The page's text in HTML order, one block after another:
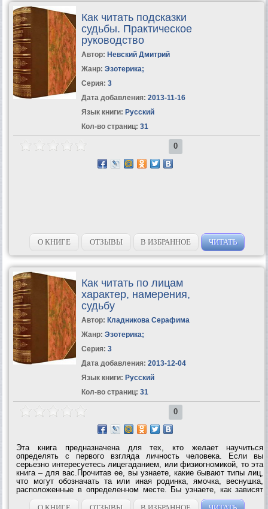
Как читать подсказки
судьбы. Практическое
руководство
Автор: Невский Дмитрий
Жанр: Эзотерика;
Серия: 3
Дата добавления: 2013-11-16
Язык книги: Русский
Кол-во страниц: 31
0
О КНИГЕ ОТЗЫВЫ В ИЗБРАННОЕ ЧИТАТЬ
Как читать по лицам
характер, намерения,
судьбу
Автор: Кладникова Серафима
Жанр: Эзотерика;
Серия: 3
Дата добавления: 2013-12-04
Язык книги: Русский
Кол-во страниц: 31
0
Эта книга предназначена для тех, кто желает научиться
определять с первого взгляда личность человека. Если вы
серьезно интересуетесь лицегаданием, или физиогномикой, то эта
книга – для вас.Прочитав ее, вы узнаете, какие бывают типы лиц,
что могут обозначать та или иная родинка, ямочка, веснушка,
расположенные в определенном месте. Бы узнаете, как зависят
черты лица от темперамента и характера человека и многое–
многое...